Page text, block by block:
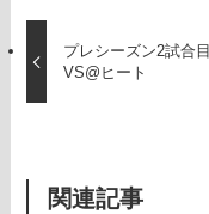
プレシーズン2試合目
VS@ヒート
関連記事